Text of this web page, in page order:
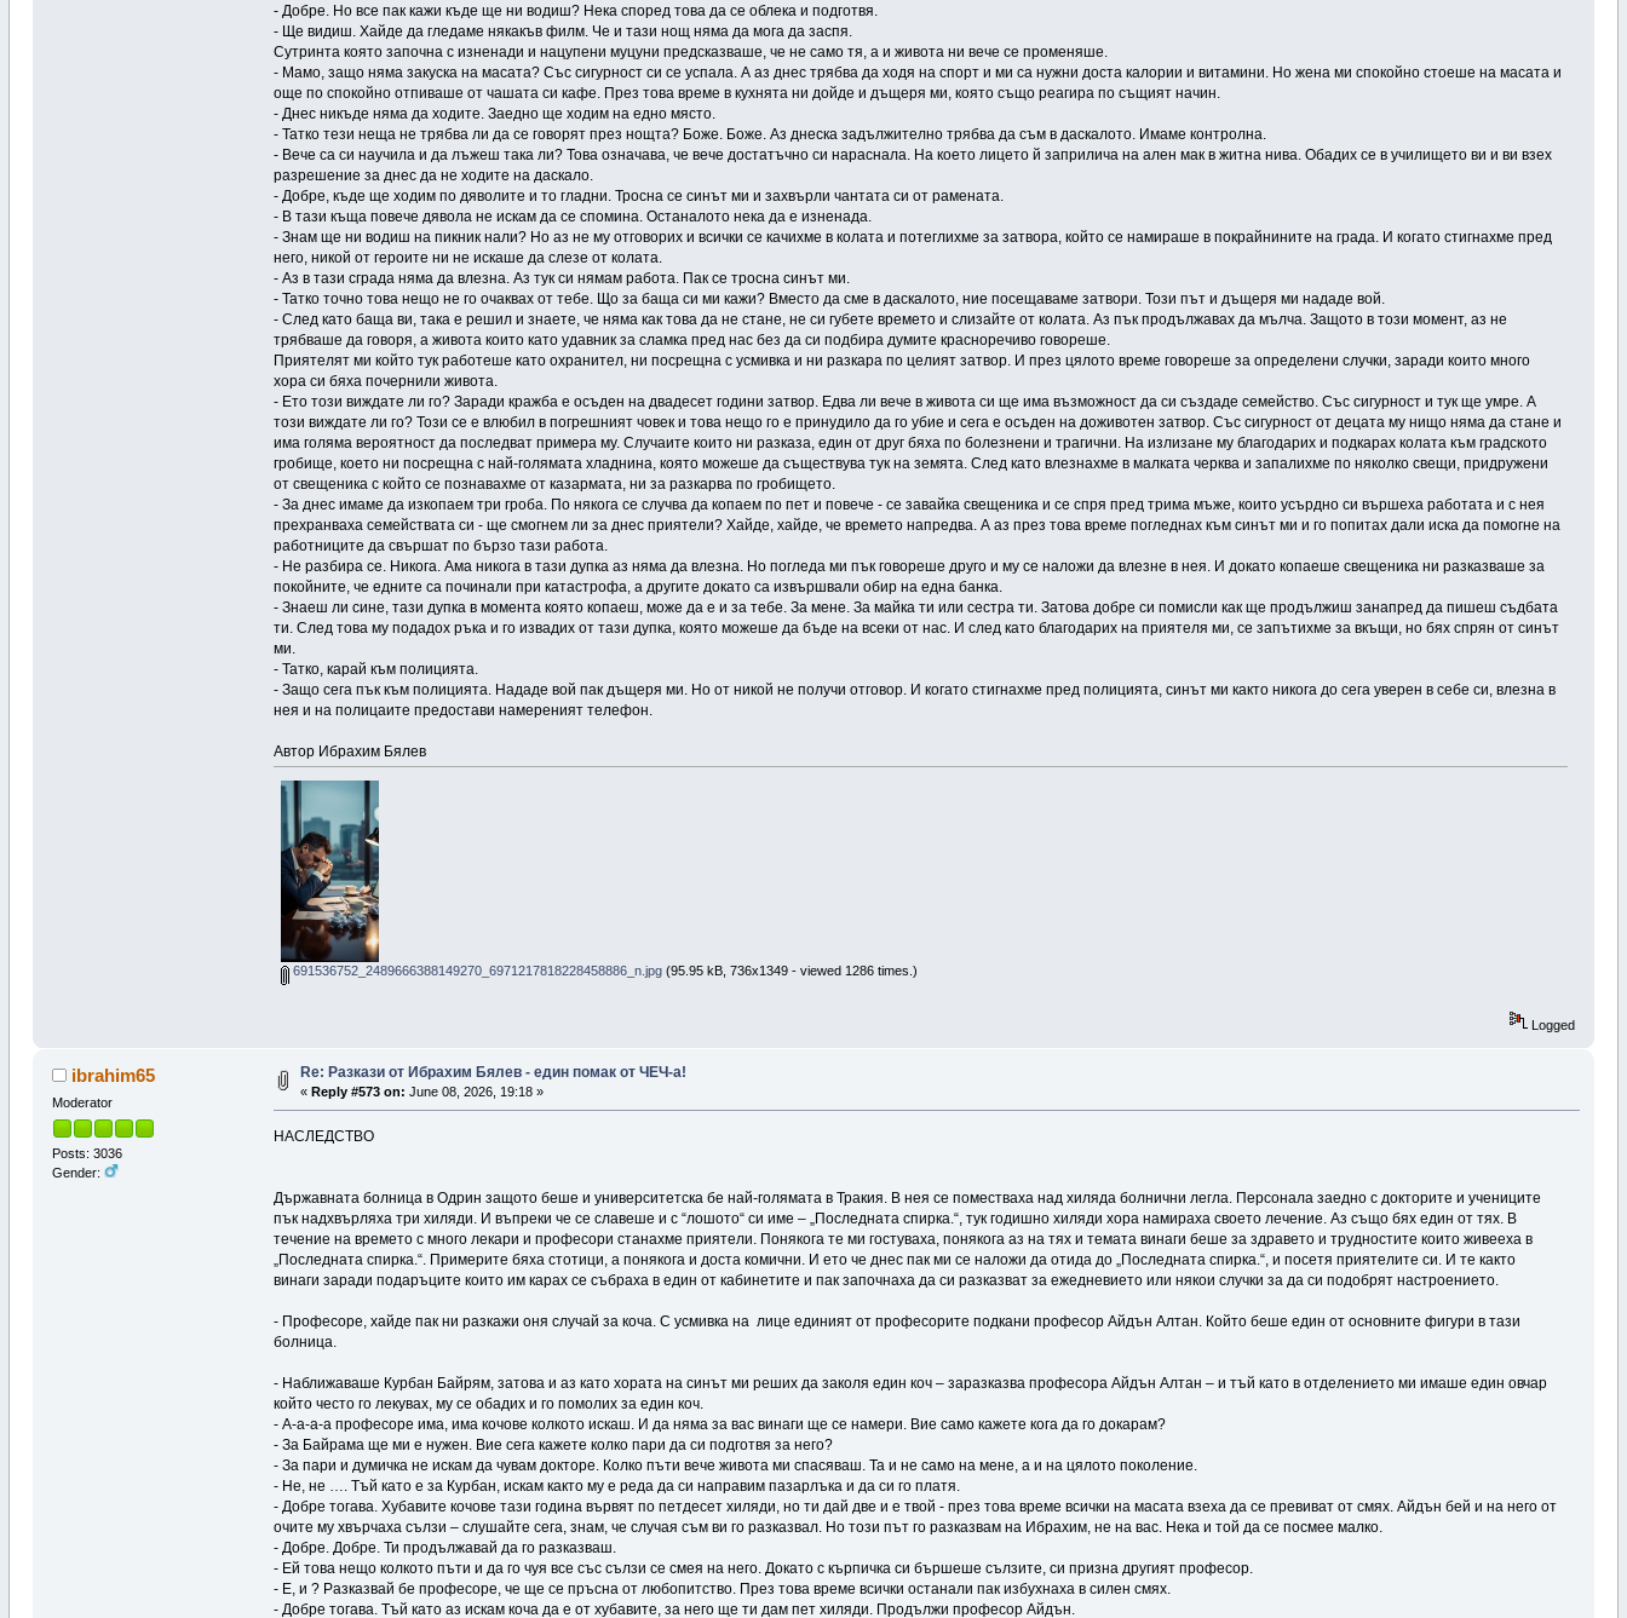
- Добре. Но все пак кажи къде ще ни водиш? Нека според това да се облека и подготвя.
- Ще видиш. Хайде да гледаме някакъв филм. Че и тази нощ няма да мога да заспя.
Сутринта която започна с изненади и нацупени муцуни предсказваше, че не само тя, а и живота ни вече се променяше.
- Мамо, защо няма закуска на масата? Със сигурност си се успала. А аз днес трябва да ходя на спорт и ми са нужни доста калории и витамини. Но жена ми спокойно стоеше на масата и
още по спокойно отпиваше от чашата си кафе. През това време в кухнята ни дойде и дъщеря ми, която също реагира по същият начин.
- Днес никъде няма да ходите. Заедно ще ходим на едно място.
- Татко тези неща не трябва ли да се говорят през нощта? Боже. Боже. Аз днеска задължително трябва да съм в даскалото. Имаме контролна.
- Вече са си научила и да лъжеш така ли? Това означава, че вече достатъчно си нараснала. На което лицето й заприлича на ален мак в житна нива. Обадих се в училището ви и ви взех
разрешение за днес да не ходите на даскало.
- Добре, къде ще ходим по дяволите и то гладни. Тросна се синът ми и захвърли чантата си от рамената.
- В тази къща повече дявола не искам да се спомина. Останалото нека да е изненада.
- Знам ще ни водиш на пикник нали? Но аз не му отговорих и всички се качихме в колата и потеглихме за затвора, който се намираше в покрайнините на града. И когато стигнахме пред
него, никой от героите ни не искаше да слезе от колата.
- Аз в тази сграда няма да влезна. Аз тук си нямам работа. Пак се тросна синът ми.
- Татко точно това нещо не го очаквах от тебе. Що за баща си ми кажи? Вместо да сме в даскалото, ние посещаваме затвори. Този път и дъщеря ми нададе вой.
- След като баща ви, така е решил и знаете, че няма как това да не стане, не си губете времето и слизайте от колата. Аз пък продължавах да мълча. Защото в този момент, аз не
трябваше да говоря, а живота които като удавник за сламка пред нас без да си подбира думите красноречиво говореше.
Приятелят ми който тук работеше като охранител, ни посрещна с усмивка и ни разкара по целият затвор. И през цялото време говореше за определени случки, заради които много
хора си бяха почернили живота.
- Ето този виждате ли го? Заради кражба е осъден на двадесет години затвор. Едва ли вече в живота си ще има възможност да си създаде семейство. Със сигурност и тук ще умре. А
този виждате ли го? Този се е влюбил в погрешният човек и това нещо го е принудило да го убие и сега е осъден на доживотен затвор. Със сигурност от децата му нищо няма да стане и
има голяма вероятност да последват примера му. Случаите които ни разказа, един от друг бяха по болезнени и трагични. На излизане му благодарих и подкарах колата към градското
гробище, което ни посрещна с най-голямата хладнина, която можеше да съществува тук на земята. След като влезнахме в малката черква и запалихме по няколко свещи, придружени
от свещеника с който се познавахме от казармата, ни за разкарва по гробището.
- За днес имаме да изкопаем три гроба. По някога се случва да копаем по пет и повече - се завайка свещеника и се спря пред трима мъже, които усърдно си вършеха работата и с нея
прехранваха семействата си - ще смогнем ли за днес приятели? Хайде, хайде, че времето напредва. А аз през това време погледнах към синът ми и го попитах дали иска да помогне на
работниците да свършат по бързо тази работа.
- Не разбира се. Никога. Ама никога в тази дупка аз няма да влезна. Но погледа ми пък говореше друго и му се наложи да влезне в нея. И докато копаеше свещеника ни разказваше за
покойните, че едните са починали при катастрофа, а другите докато са извършвали обир на една банка.
- Знаеш ли сине, тази дупка в момента която копаеш, може да е и за тебе. За мене. За майка ти или сестра ти. Затова добре си помисли как ще продължиш занапред да пишеш съдбата
ти. След това му подадох ръка и го извадих от тази дупка, която можеше да бъде на всеки от нас. И след като благодарих на приятеля ми, се запътихме за вкъщи, но бях спрян от синът
ми.
- Татко, карай към полицията.
- Защо сега пък към полицията. Нададе вой пак дъщеря ми. Но от никой не получи отговор. И когато стигнахме пред полицията, синът ми както никога до сега уверен в себе си, влезна в
нея и на полицаите предостави намереният телефон.
Автор Ибрахим Бялев
691536752_2489666388149270_6971217818228458886_n.jpg(95.95 kB, 736x1349 - viewed 1286 times.)
Logged
ibrahim65
Moderator
Posts: 3036
Gender:
Re: Pазкази от Ибрахим Бялев - един помак от ЧЕЧ-а!
« Reply #573 on: June 08, 2026, 19:18 »
НАСЛЕДСТВО
Държавната болница в Одрин защото беше и университетска бе най-голямата в Тракия. В нея се поместваха над хиляда болнични легла. Персонала заедно с докторите и учениците
пък надхвърляха три хиляди. И въпреки че се славеше и с “лошото“ си име – „Последната спирка.“, тук годишно хиляди хора намираха своето лечение. Аз също бях един от тях. В
течение на времето с много лекари и професори станахме приятели. Понякога те ми гостуваха, понякога аз на тях и темата винаги беше за здравето и трудностите които живееха в
„Последната спирка.“. Примерите бяха стотици, а понякога и доста комични. И ето че днес пак ми се наложи да отида до „Последната спирка.“, и посетя приятелите си. И те както
винаги заради подаръците които им карах се събраха в един от кабинетите и пак започнаха да си разказват за ежедневието или някои случки за да си подобрят настроението.
- Професоре, хайде пак ни разкажи оня случай за коча. С усмивка на лице единият от професорите подкани професор Айдън Алтан. Който беше един от основните фигури в тази
болница.
- Наближаваше Курбан Байрям, затова и аз като хората на синът ми реших да заколя един коч – заразказва професора Айдън Алтан – и тъй като в отделението ми имаше един овчар
който често го лекувах, му се обадих и го помолих за един коч.
- А-а-а-а професоре има, има кочове колкото искаш. И да няма за вас винаги ще се намери. Вие само кажете кога да го докарам?
- За Байрама ще ми е нужен. Вие сега кажете колко пари да си подготвя за него?
- За пари и думичка не искам да чувам докторе. Колко пъти вече живота ми спасяваш. Та и не само на мене, а и на цялото поколение.
- Не, не …. Тъй като е за Курбан, искам както му е реда да си направим пазарлъка и да си го платя.
- Добре тогава. Хубавите кочове тази година вървят по петдесет хиляди, но ти дай две и е твой - през това време всички на масата взеха да се превиват от смях. Айдън бей и на него от
очите му хвърчаха сълзи – слушайте сега, знам, че случая съм ви го разказвал. Но този път го разказвам на Ибрахим, не на вас. Нека и той да се посмее малко.
- Добре. Добре. Ти продължавай да го разказваш.
- Ей това нещо колкото пъти и да го чуя все със сълзи се смея на него. Докато с кърпичка си бършеше сълзите, си призна другият професор.
- Е, и ? Разказвай бе професоре, че ще се пръсна от любопитство. През това време всички останали пак избухнаха в силен смях.
- Добре тогава. Тъй като аз искам коча да е от хубавите, за него ще ти дам пет хиляди. Продължи професор Айдън.